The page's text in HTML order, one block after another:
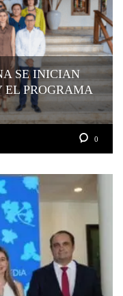
SE INICIAN
EL PROGRAMA
0